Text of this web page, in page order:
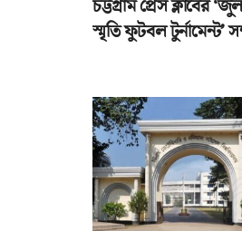
চট্টগ্রাম প্রেস ক্লাবের
স্মৃতি ফুটবল টুর্নামেন্ট’